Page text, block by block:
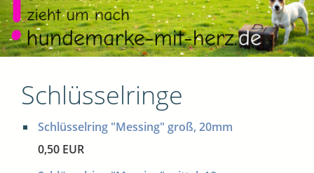
Schlüsselringe
Schlüsselring "Messing" groß, 20mm
0,50 EUR